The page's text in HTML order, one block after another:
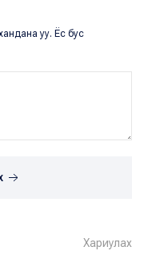
уу. Ёс бус
Хариулах